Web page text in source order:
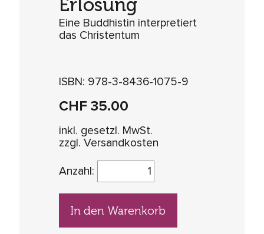
Erlösung
Eine Buddhistin interpretiert
das Christentum
ISBN: 978-3-8436-1075-9
CHF35.00
inkl. gesetzl. MwSt.
zzgl. Versandkosten
Anzahl:
In den Warenkorb